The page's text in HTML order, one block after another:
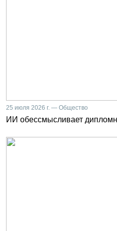
25 июля 2026 г. — Общество
ИИ обессмысливает